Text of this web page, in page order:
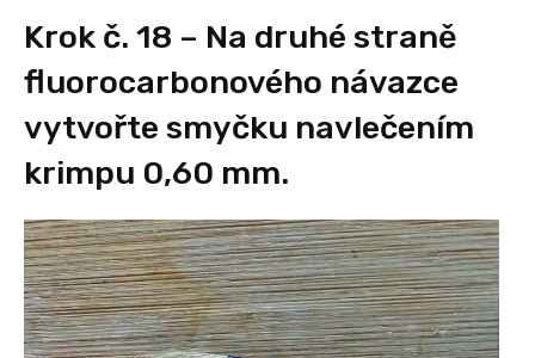
Krok č. 18 – Na druhé straně
fluorocarbonového návazce
vytvořte smyčku navlečením
krimpu 0,60 mm.